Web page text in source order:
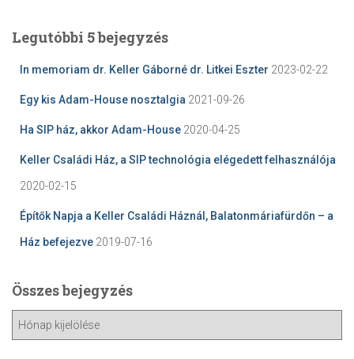
Legutóbbi 5 bejegyzés
In memoriam dr. Keller Gáborné dr. Litkei Eszter 2023-02-22
Egy kis Adam-House nosztalgia 2021-09-26
Ha SIP ház, akkor Adam-House 2020-04-25
Keller Családi Ház, a SIP technológia elégedett felhasználója
2020-02-15
Építők Napja a Keller Családi Háznál, Balatonmáriafürdőn – a
Ház befejezve 2019-07-16
Összes bejegyzés